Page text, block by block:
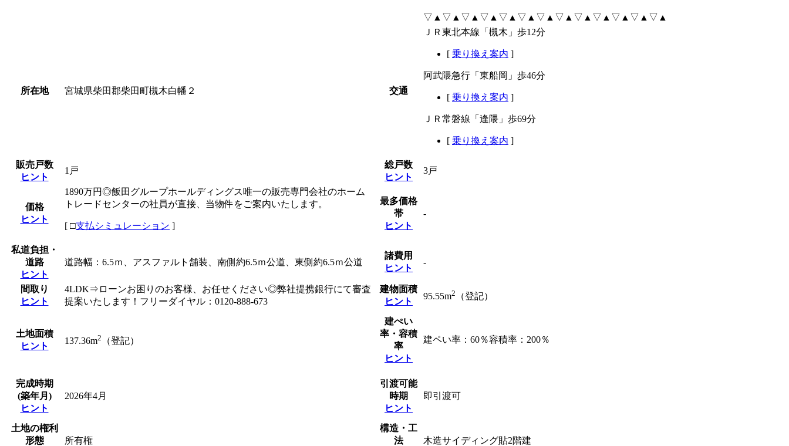
▽▲▽▲▽▲▽▲▽▲▽▲▽▲▽▲▽▲▽▲▽▲▽▲▽▲
所在地 宮城県柴田郡柴田町槻木白幡２ 交通
ＪＲ東北本線「槻木」歩12分
[ 乗り換え案内 ]
阿武隈急行「東船岡」歩46分
[ 乗り換え案内 ]
ＪＲ常磐線「逢隈」歩69分
[ 乗り換え案内 ]
販売戸数
ヒント
1戸
総戸数
ヒント
3戸
価格
ヒント
1890万円◎飯田グループホールディングス唯一の販売専門会社のホーム
トレードセンターの社員が直接、当物件をご案内いたします。
[ □支払シミュレーション ]
最多価格
帯
ヒント
-
私道負担・
道路
ヒント
道路幅：6.5ｍ、アスファルト舗装、南側約6.5ｍ公道、東側約6.5ｍ公道
諸費用
ヒント
-
間取り
ヒント
4LDK⇒ローンお困りのお客様、お任せください◎弊社提携銀行にて審査
提案いたします！フリーダイヤル：0120-888-673
建物面積
ヒント
95.55m2 （登記）
土地面積
ヒント
137.36m2 （登記）
建ぺい
率・容積
率
ヒント
建ペい率：60％容積率：200％
完成時期
(築年月)
ヒント
2026年4月
引渡可能
時期
ヒント
即引渡可
土地の権利
形態
所有権
構造・工
法
木造サイディング貼2階建